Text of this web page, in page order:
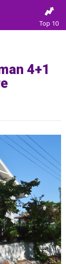
Top 10
4+1